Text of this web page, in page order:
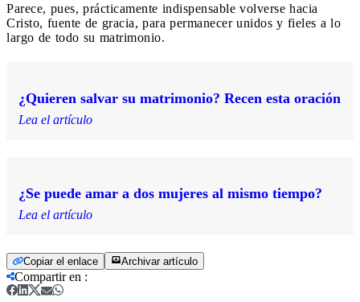
Parece, pues, prácticamente indispensable volverse hacia
Cristo, fuente de gracia, para permanecer unidos y fieles a lo
largo de todo su matrimonio.
¿Quieren salvar su matrimonio? Recen esta oración
Lea el artículo
¿Se puede amar a dos mujeres al mismo tiempo?
Lea el artículo
Copiar el enlace Archivar artículo
Compartir en :